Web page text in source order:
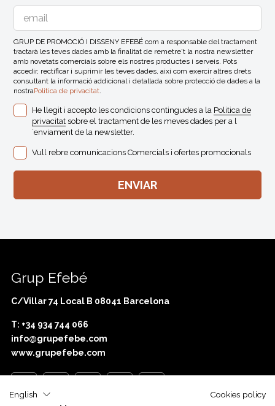
GRUP DE PROMOCIÓ I DISSENY EFEBÉ com a responsable del tractament
tractarà les teves dades amb la finalitat de remetre´t la nostra newsletter
amb novetats comercials sobre els nostres productes i serveis. Pots
accedir, rectificar i suprimir les teves dades, així com exercir altres drets
consultant la informació addicional i detallada sobre protecció de dades a la
nostraPolitica de privacitat.
He llegit i accepto les condicions contingudes a la Politica de
privacitat sobre el tractament de les meves dades per a l
´enviament de la newsletter.
Vull rebre comunicacions Comercials i ofertes promocionals
Grup Efebé
C/Villar 74 Local B 08041 Barcelona
T: +34 934 744 066
info@grupefebe.com
www.grupefebe.com
English
Cookies policy